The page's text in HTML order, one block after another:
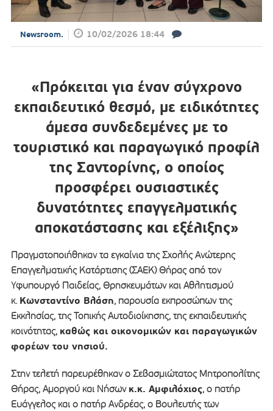
Newsroom. 10/02/2026 18:44
«Πρόκειται για έναν σύγχρονο
εκπαιδευτικό θεσμό, με ειδικότητες
άμεσα συνδεδεμένες με το
τουριστικό και παραγωγικό προφίλ
της Σαντορίνης, ο οποίος
προσφέρει ουσιαστικές
δυνατότητες επαγγελματικής
αποκατάστασης και εξέλιξης»
Πραγματοποιήθηκαν τα εγκαίνια της Σχολής Ανώτερης
Επαγγελματικής Κατάρτισης (ΣΑΕΚ) Θήρας από τον
Υφυπουργό Παιδείας, Θρησκευμάτων και Αθλητισμού
κ. Κωνσταντίνο Βλάση, παρουσία εκπροσώπων της
Εκκλησίας, της Τοπικής Αυτοδιοίκησης, της εκπαιδευτικής
κοινότητας, καθώς και οικονομικών και παραγωγικών
φορέων του νησιού.
Στην τελετή παρευρέθηκαν ο Σεβασμιώτατος Μητροπολίτης
Θήρας, Αμοργού και Νήσων κ.κ. Αμφιλόχιος, ο πατήρ
Ευάγγελος και ο πατήρ Ανδρέας, ο Βουλευτής των